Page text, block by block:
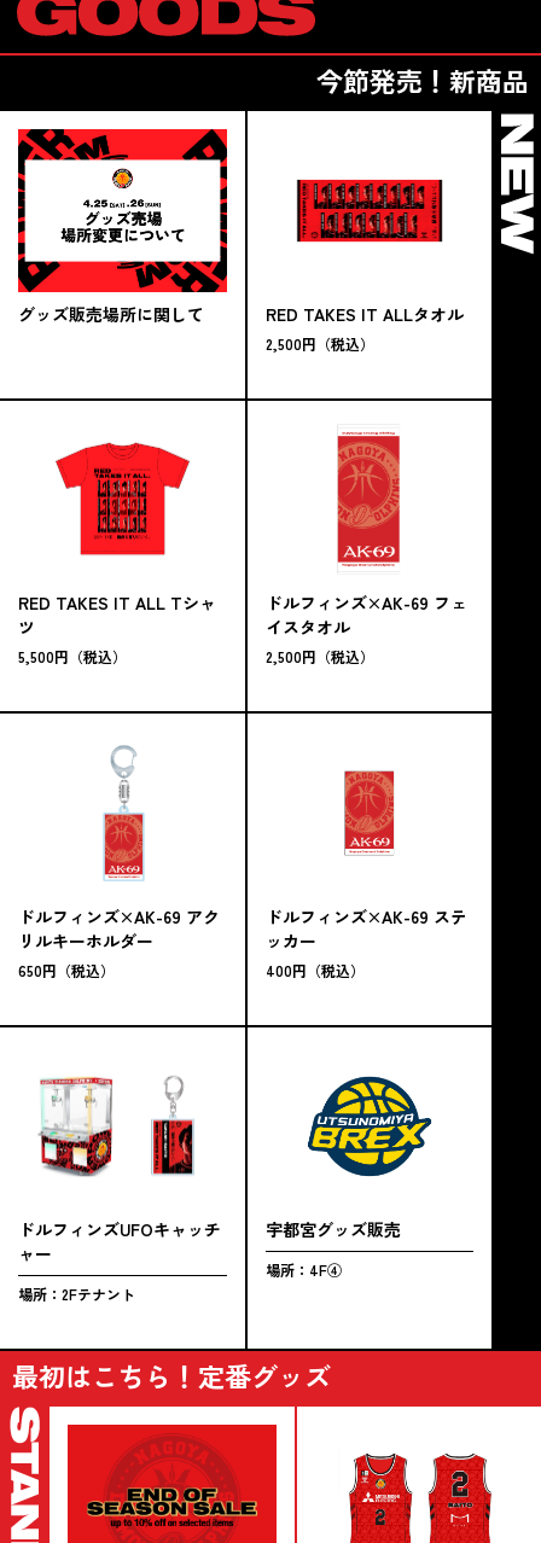
今節発売！新商品
グッズ販売場所に関して RED TAKES IT ALLタオル
2,500円（税込）
RED TAKES IT ALL Tシャ
ツ
5,500円（税込）
ドルフィンズ×AK-69 フェ
イスタオル
2,500円（税込）
ドルフィンズ×AK-69 アク
リルキーホルダー
650円（税込）
ドルフィンズ×AK-69 ステ
ッカー
400円（税込）
ドルフィンズUFOキャッチ
ャー
場所：2Fテナント
宇都宮グッズ販売
場所：4F④
最初はこちら！定番グッズ